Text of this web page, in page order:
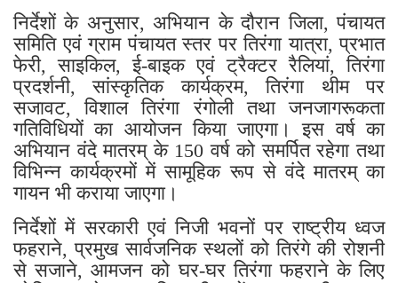
निर्देशों के अनुसार, अभियान के दौरान जिला, पंचायत
समिति एवं ग्राम पंचायत स्तर पर तिरंगा यात्रा, प्रभात
फेरी, साइकिल, ई-बाइक एवं ट्रैक्टर रैलियां, तिरंगा
प्रदर्शनी, सांस्कृतिक कार्यक्रम, तिरंगा थीम पर
सजावट, विशाल तिरंगा रंगोली तथा जनजागरूकता
गतिविधियों का आयोजन किया जाएगा। इस वर्ष का
अभियान वंदे मातरम् के 150 वर्ष को समर्पित रहेगा तथा
विभिन्न कार्यक्रमों में सामूहिक रूप से वंदे मातरम् का
गायन भी कराया जाएगा।
निर्देशों में सरकारी एवं निजी भवनों पर राष्ट्रीय ध्वज
फहराने, प्रमुख सार्वजनिक स्थलों को तिरंगे की रोशनी
से सजाने, आमजन को घर-घर तिरंगा फहराने के लिए